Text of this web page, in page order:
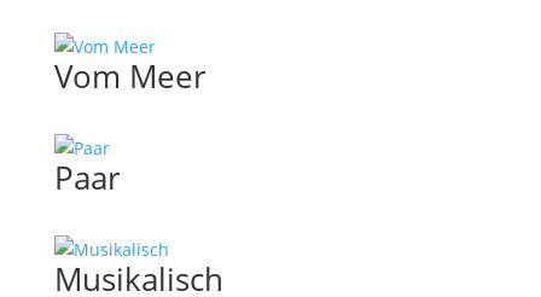
Vom Meer
Paar
Musikalisch